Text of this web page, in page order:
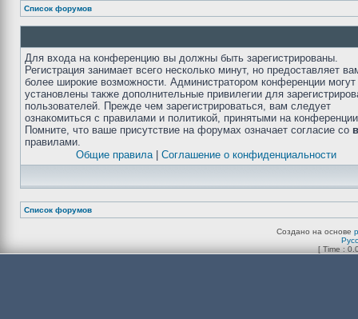
Список форумов
Для входа на конференцию вы должны быть зарегистрированы.
Регистрация занимает всего несколько минут, но предоставляет
более широкие возможности. Администратором конференции
установлены также дополнительные привилегии для
пользователей. Прежде чем зарегистрироваться, вам следует
ознакомиться с правилами и политикой, принятыми на
Помните, что ваше присутствие на форумах означает согласие со
правилами.
Общие правила| Соглашение о конфиденциальности
Список форумов
Создано на основе
[ Time :